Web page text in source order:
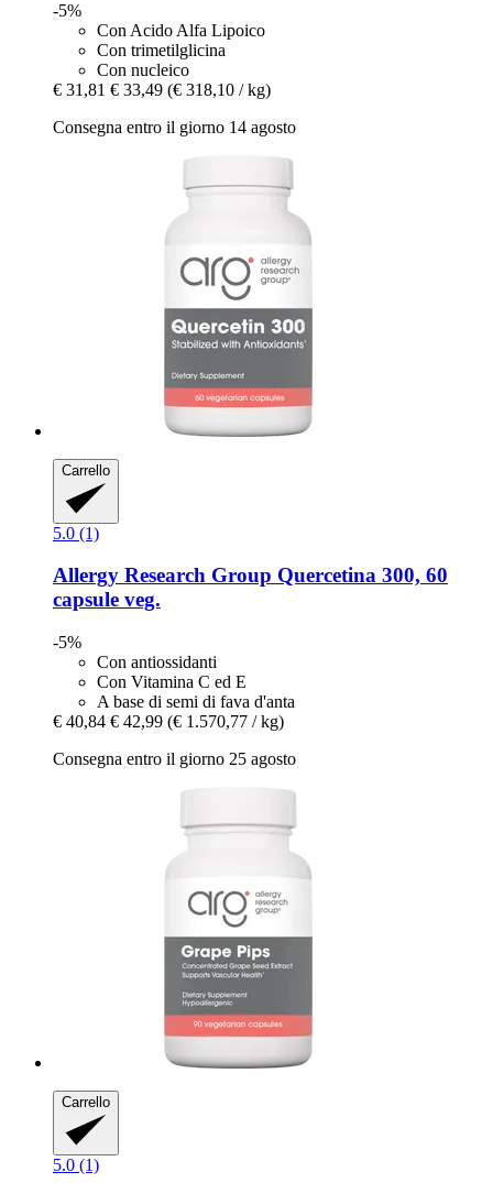
-5%
Con Acido Alfa Lipoico
Con trimetilglicina
Con nucleico
€ 31,81 € 33,49 (€ 318,10 / kg)
Consegna entro il giorno 14 agosto
Carrello
5.0 (1)
Allergy Research Group Quercetina 300, 60
capsule veg.
-5%
Con antiossidanti
Con Vitamina C ed E
A base di semi di fava d'anta
€ 40,84 € 42,99 (€ 1.570,77 / kg)
Consegna entro il giorno 25 agosto
Carrello
5.0 (1)